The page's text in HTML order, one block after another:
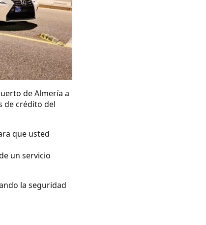
de Almería a
de crédito del
que usted
un servicio
la seguridad